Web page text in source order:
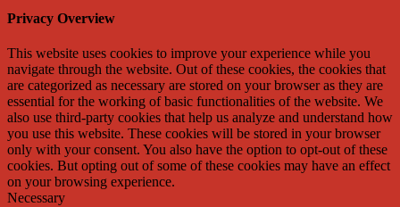
Privacy Overview
This website uses cookies to improve your experience while you
navigate through the website. Out of these cookies, the cookies that
are categorized as necessary are stored on your browser as they are
essential for the working of basic functionalities of the website. We
also use third-party cookies that help us analyze and understand how
you use this website. These cookies will be stored in your browser
only with your consent. You also have the option to opt-out of these
cookies. But opting out of some of these cookies may have an effect
on your browsing experience.
Necessary